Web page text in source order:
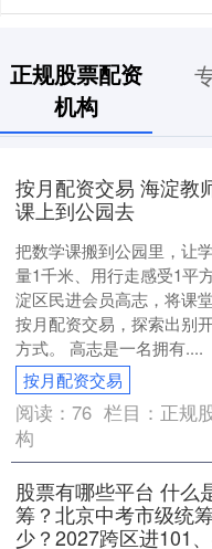
正规股票配资
机构
按月配资交易 海淀教
课上到公园去
把数学课搬到公园里，让
量1千米、用行走感受1
淀区民进会员高志，将课
按月配资交易，探索出别
方式。 高志是一名拥有....
按月配资交易
阅读：76 栏目： 正规
构
股票有哪些平台 什么
筹？北京中考市级统
少？2027跨区进101